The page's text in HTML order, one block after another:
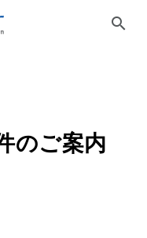
search
のご案内